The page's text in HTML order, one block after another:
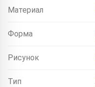
Материал
Форма
Рисунок
Тип